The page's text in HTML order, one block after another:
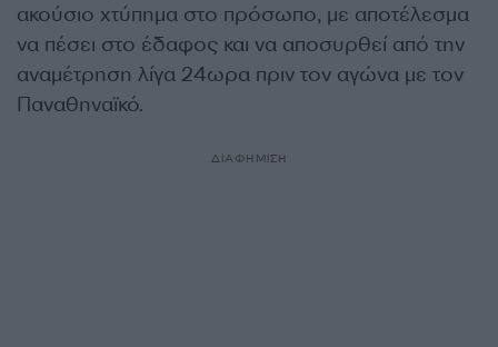
ακούσιο χτύπημα στο πρόσωπο, με αποτέλεσμα
να πέσει στο έδαφος και να αποσυρθεί από την
αναμέτρηση λίγα 24ωρα πριν τον αγώνα με τον
Παναθηναϊκό.
ΔΙΑΦΗΜΙΣΗ